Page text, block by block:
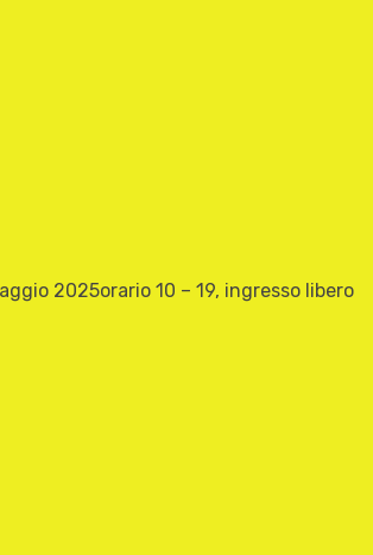
2025orario 10 – 19, ingresso libero